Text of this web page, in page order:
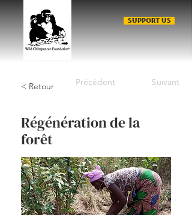
SUPPORT US
< Retour Précédent Suivant
Régénération de la
forêt